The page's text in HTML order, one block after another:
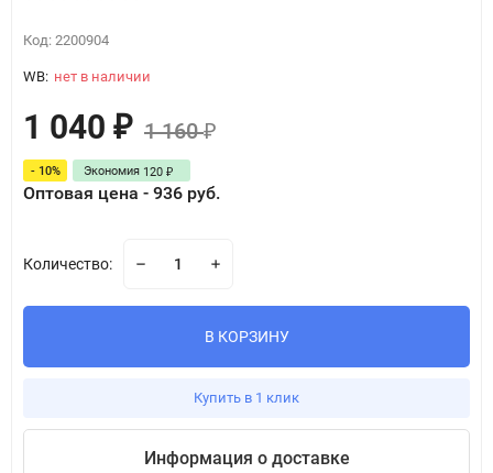
Код: 2200904
WB: нет в наличии
1 040 ₽ 1 160₽
- 10% Экономия 120 ₽
Оптовая цена - 936 руб.
Количество:
В КОРЗИНУ
Купить в 1 клик
Информация о доставке